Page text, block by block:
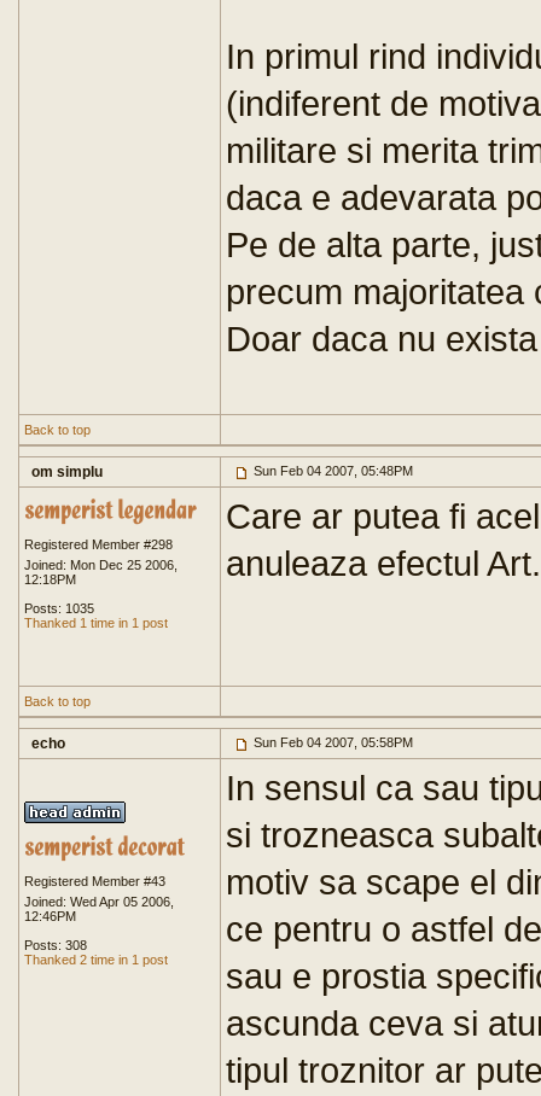
In primul rind
(indiferent de
militare si merita
daca e adevarata
Pe de alta parte,
precum majoritatea
Doar daca nu
Back to top
om simplu Sun Feb 04 2007, 05:48PM
Registered Member #298
Joined: Mon Dec 25 2006,
12:18PM
Posts: 1035
Thanked 1 time in 1 post
Care ar putea fi
anuleaza efectul
Back to top
echo Sun Feb 04 2007, 05:58PM
Registered Member #43
Joined: Wed Apr 05 2006,
12:46PM
Posts: 308
Thanked 2 time in 1 post
In sensul ca sau
si trozneasca
motiv sa scape el
ce pentru o astfel
sau e prostia
ascunda ceva si
tipul troznitor ar